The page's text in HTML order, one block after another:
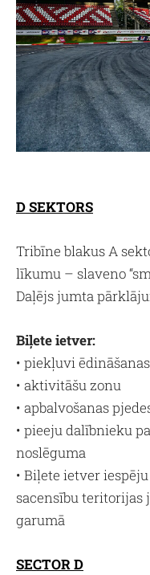
D SEKTORS
Tribīne blakus A
līkumu – slaveno
Daļējs jumta
Biļete ietver:
• piekļuvi
• aktivitāšu zonu
• apbalvošanas
• pieeju dalībnieku
noslēguma
• Biļete ietver
sacensību teritorijas
garumā
SECTOR D